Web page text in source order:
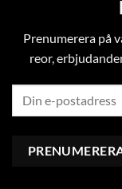
Prenumerera på
reor,